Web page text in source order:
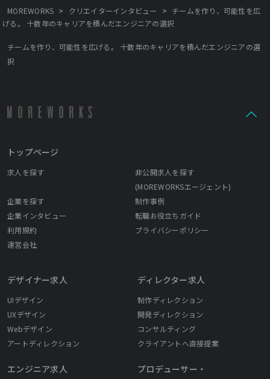
MOREWORKS > クリエイターインタビュー > チームを作り、可能性を広
げる。 十数年のキャリアを積んだエンジニアの選択
チームを作り、可能性を広げる。 十数年のキャリアを積んだエンジニアの選
択
トップページ
求人を探す
非公開求人を探す
(MOREWORKSエージェント)
企業を探す
制作事例
企業インタビュー
転職お役立ちガイド
利用規約
プライバシーポリシー
運営会社
デザイナー求人
UIデザイン
UXデザイン
Webデザイン
アートディレクション
エンジニア求人
ディレクター求人
制作ディレクション
開発ディレクション
コンサルティング
クライアントへ直接提案
プロデューサー・